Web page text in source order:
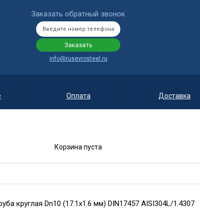
Заказать обратный звонок
info@rusevrosteel.ru
Оплата Доставка
Корзина пуста
круглая Dn10 (17.1х1.6 мм) DIN17457 AISI304L/1.4307